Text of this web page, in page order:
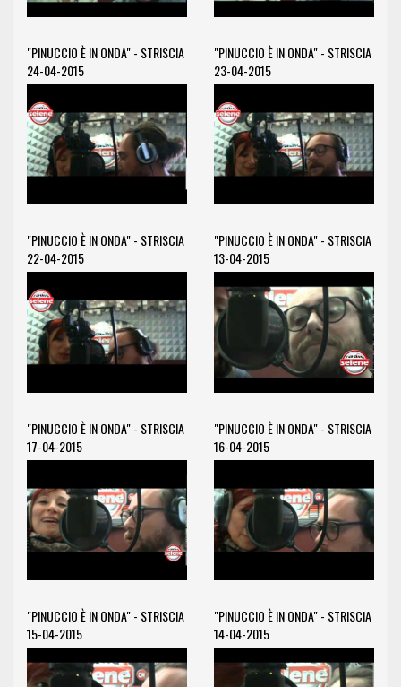
"PINUCCIO È IN ONDA" - STRISCIA
24-04-2015
"PINUCCIO È IN ONDA" - STRISCIA
23-04-2015
"PINUCCIO È IN ONDA" - STRISCIA
22-04-2015
"PINUCCIO È IN ONDA" - STRISCIA
13-04-2015
"PINUCCIO È IN ONDA" - STRISCIA
17-04-2015
"PINUCCIO È IN ONDA" - STRISCIA
16-04-2015
"PINUCCIO È IN ONDA" - STRISCIA
15-04-2015
"PINUCCIO È IN ONDA" - STRISCIA
14-04-2015